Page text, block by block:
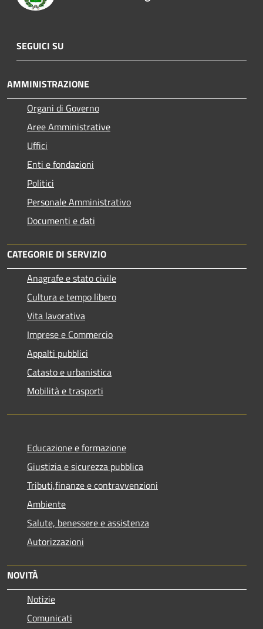
SEGUICI SU
AMMINISTRAZIONE
Organi di Governo
Aree Amministrative
Uffici
Enti e fondazioni
Politici
Personale Amministrativo
Documenti e dati
CATEGORIE DI SERVIZIO
Anagrafe e stato civile
Cultura e tempo libero
Vita lavorativa
Imprese e Commercio
Appalti pubblici
Catasto e urbanistica
Mobilità e trasporti
Educazione e formazione
Giustizia e sicurezza pubblica
Tributi,finanze e contravvenzioni
Ambiente
Salute, benessere e assistenza
Autorizzazioni
NOVITÀ
Notizie
Comunicati